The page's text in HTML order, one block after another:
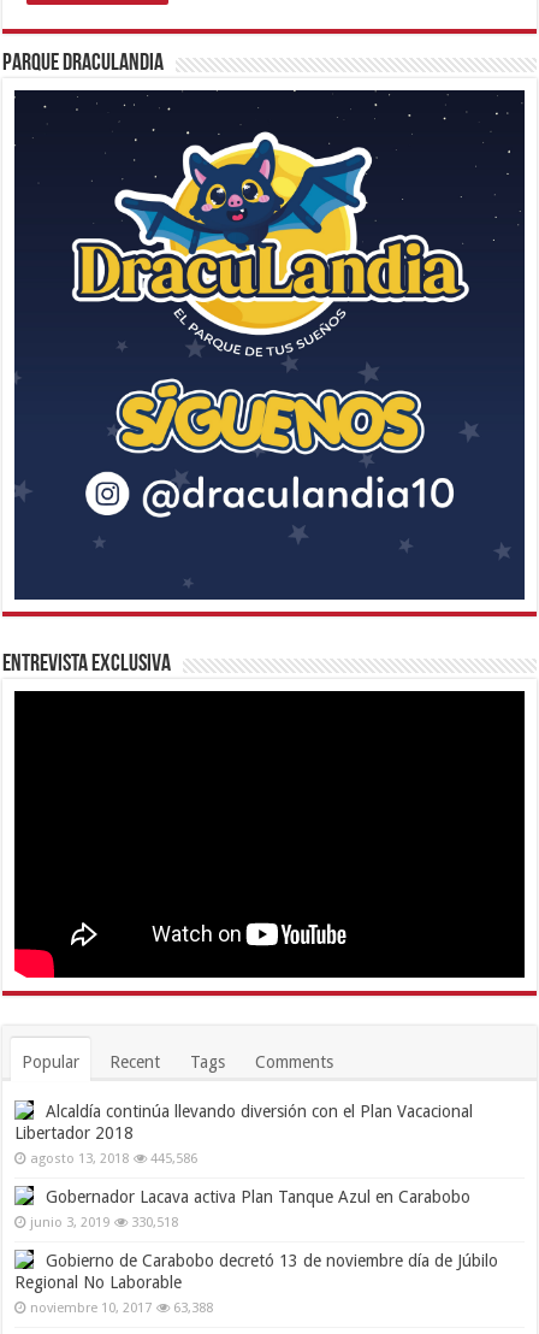
Parque Draculandia
Entrevista Exclusiva
Popular Recent Tags Comments
Alcaldía continúa llevando diversión con el Plan Vacacional
Libertador 2018
agosto 13, 2018 445,586
Gobernador Lacava activa Plan Tanque Azul en Carabobo
junio 3, 2019 330,518
Gobierno de Carabobo decretó 13 de noviembre día de Júbilo
Regional No Laborable
noviembre 10, 2017 63,388